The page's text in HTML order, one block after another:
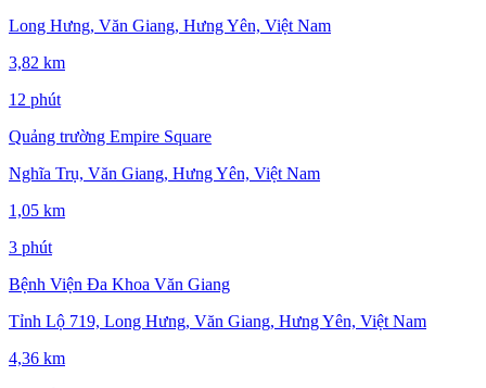
Long Hưng, Văn Giang, Hưng Yên, Việt Nam
3,82 km
12 phút
Quảng trường Empire Square
Nghĩa Trụ, Văn Giang, Hưng Yên, Việt Nam
1,05 km
3 phút
Bệnh Viện Đa Khoa Văn Giang
Tỉnh Lộ 719, Long Hưng, Văn Giang, Hưng Yên, Việt Nam
4,36 km